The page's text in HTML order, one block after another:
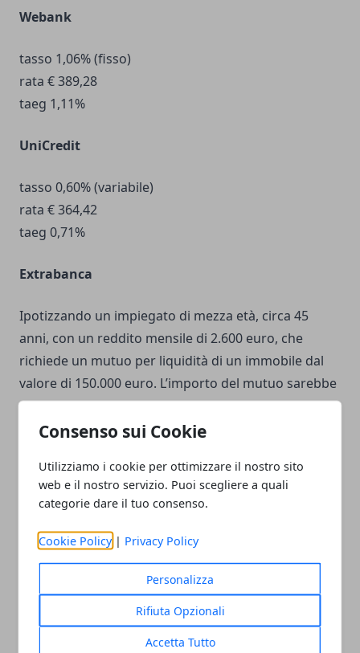
Consenso sui Cookie
Utilizziamo i cookie per ottimizzare il nostro sito
web e il nostro servizio. Puoi scegliere a quali
categorie dare il tuo consenso.
Cookie Policy | Privacy Policy
Personalizza
Rifiuta Opzionali
Accetta Tutto
Webank
tasso 1,06% (fisso)
rata € 389,28
taeg 1,11%
UniCredit
tasso 0,60% (variabile)
rata € 364,42
taeg 0,71%
Extrabanca
Ipotizzando un impiegato di mezza età, circa 45
anni, con un reddito mensile di 2.600 euro, che
richiede un mutuo per liquidità di un immobile dal
valore di 150.000 euro. L’importo del mutuo sarebbe
pari a 75.000 euro e la durata non inferiore a 20
anni. Ecco la proposta della banca:
Banca Extrabanca
tasso 3,75% (variabile)
rata € 444,67
in questo articolo ho considerato le casistiche più
frequenti e le varie migliori proposte delle banche
aggiornate all’anno 2021. Sicuramente potrete